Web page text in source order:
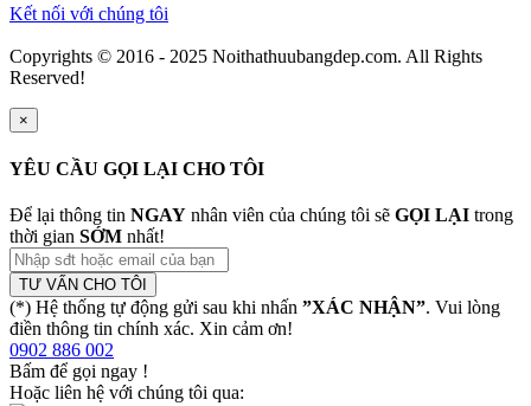
Kết nối với chúng tôi
Copyrights © 2016 - 2025 Noithathuubangdep.com. All Rights
Reserved!
×
YÊU CẦU GỌI LẠI CHO TÔI
Để lại thông tin NGAY nhân viên của chúng tôi sẽ GỌI LẠI trong
thời gian SỚM nhất!
TƯ VẤN CHO TÔI
(*) Hệ thống tự động gửi sau khi nhấn ”XÁC NHẬN”. Vui lòng
điền thông tin chính xác. Xin cảm ơn!
0902 886 002
Bấm để gọi ngay !
Hoặc liên hệ với chúng tôi qua: